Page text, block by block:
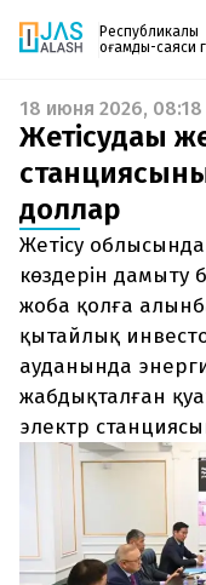
Республикалық
қоғамдық-саяси
Жаңалықтар
Спорт
Live
Руханият
Аймақ
Архив
Заң және тәртіп
Редакциямен байланыс
+7 708 604 51 06
Жарнама бөлімі
+7 701 220 64 52
Пошта
Газетке
PDF форматтағы
поштаңызға алып
шыққан сәтте сізге
енгізіңіз, біз
18 июня 2026, 08:18
Жетісудағы
доллар
Жетісу
көздерін дамыту
жоба қолға
қытайлық
ауданында
жабдықталған
электр